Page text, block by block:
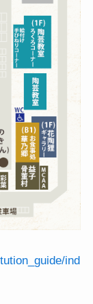
ind